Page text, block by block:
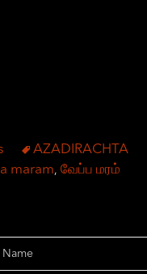
AZADIRACHTA
maram, வேப்ப மரம்
Name